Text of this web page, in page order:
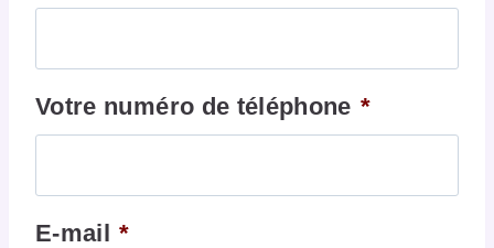
Votre numéro de téléphone *
E-mail *